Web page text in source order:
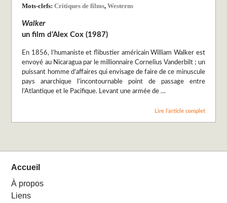
Mots-clefs:Critiques de films,Westerns
Walker
un film d’Alex Cox (1987)
En 1856, l’humaniste et flibustier américain William Walker est
envoyé au Nicaragua par le millionnaire Cornelius Vanderbilt ; un
puissant homme d’affaires qui envisage de faire de ce minuscule
pays anarchique l’incontournable point de passage entre
l’Atlantique et le Pacifique. Levant une armée de …
Lire l’article complet
Accueil
À propos
Liens